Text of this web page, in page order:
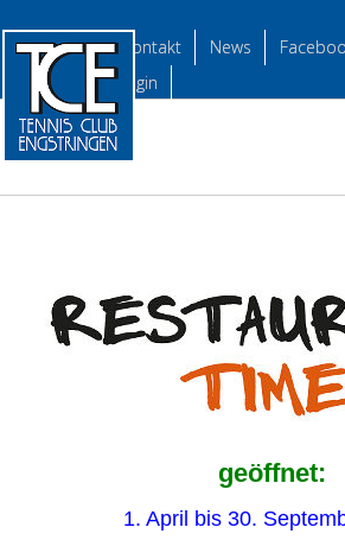
Kontakt News
login
geöffnet:
1. April bis 30.